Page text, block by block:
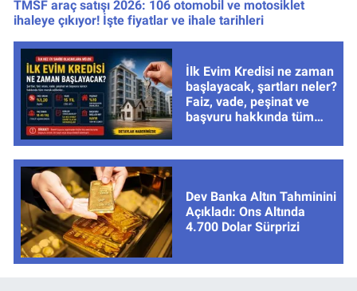
TMSF araç satışı 2026: 106 otomobil ve motosiklet
ihaleye çıkıyor! İşte fiyatlar ve ihale tarihleri
İlk Evim Kredisi ne zaman
başlayacak, şartları neler?
Faiz, vade, peşinat ve
başvuru hakkında tüm
Dev Banka Altın Tahminini
Açıkladı: Ons Altında
4.700 Dolar Sürprizi